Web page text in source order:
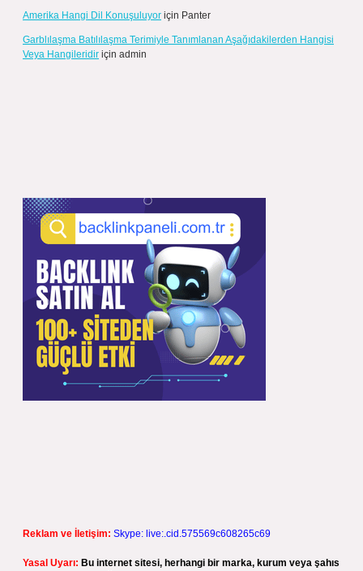
Amerika Hangi Dil Konuşuluyor için Panter
Garblılaşma Batılılaşma Terimiyle Tanımlanan Aşağıdakilerden Hangisi
Veya Hangileridir için admin
Reklam ve İletişim: Skype: live:.cid.575569c608265c69
Yasal Uyarı: Bu internet sitesi, herhangi bir marka, kurum veya şahıs